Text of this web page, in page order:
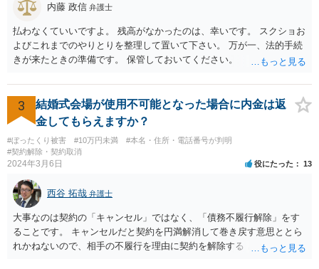
内藤 政信 弁護士
払わなくていいですよ。 残高がなかったのは、幸いです。 スクショお
よびこれまでのやりとりを整理して置いて下さい。 万が一、法的手続
きが来たときの準備です。 保管しておいてください。
3
結婚式会場が使用不可能となった場合に内金は返
金してもらえますか？
#ぼったくり被害 #10万円未満
#本名・住所・電話番号が判明
#契約解除・契約取消
2024年3月6日 役にたった 13
西谷 拓哉 弁護士
大事なのは契約の「キャンセル」ではなく、「債務不履行解除」をす
ることです。 キャンセルだと契約を円満解消して巻き戻す意思ととら
れかねないので、相手の不履行を理由に契約を解除する と通知して交